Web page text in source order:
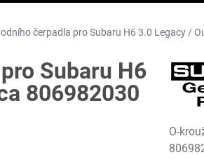
čerpadla pro Subaru H6 3.0 Legacy /
Subaru H6
806982030
O-